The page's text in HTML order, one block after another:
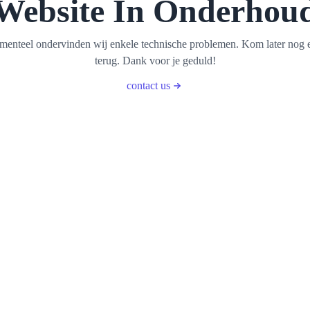
In
ondervinden wij enkele technische problemen. Kom later nog
terug. Dank voor je geduld!
contact us